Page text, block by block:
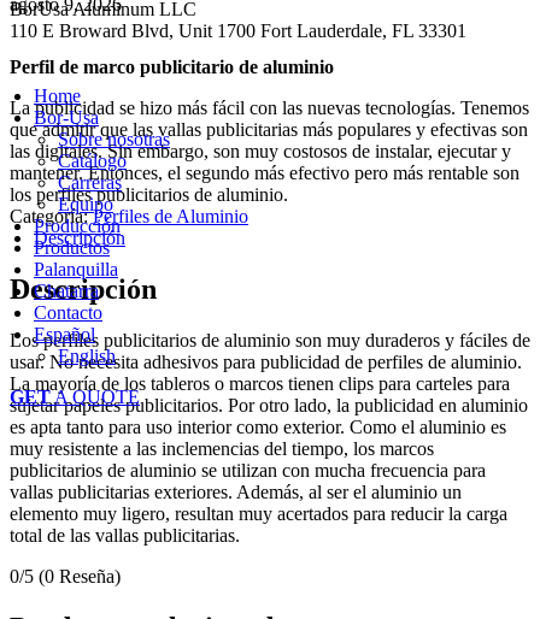
BorUsa Aluminum LLC
110 E Broward Blvd, Unit 1700 Fort Lauderdale, FL 33301
Home
Bor-Usa
Sobre nosotras
Catálogo
Carreras
Equipo
Producción
Productos
Palanquilla
Chatarra
Contacto
Español
English
GETA QUOTE
agosto 9, 2026
Perfil de marco publicitario de aluminio
La publicidad se hizo más fácil con las nuevas tecnologías. Tenemos
que admitir que las vallas publicitarias más populares y efectivas son
las digitales. Sin embargo, son muy costosos de instalar, ejecutar y
mantener. Entonces, el segundo más efectivo pero más rentable son
los perfiles publicitarios de aluminio.
Categoría:Perfiles de Aluminio
Descripción
Descripción
Los perfiles publicitarios de aluminio son muy duraderos y fáciles de
usar. No necesita adhesivos para publicidad de perfiles de aluminio.
La mayoría de los tableros o marcos tienen clips para carteles para
sujetar papeles publicitarios. Por otro lado, la publicidad en aluminio
es apta tanto para uso interior como exterior. Como el aluminio es
muy resistente a las inclemencias del tiempo, los marcos
publicitarios de aluminio se utilizan con mucha frecuencia para
vallas publicitarias exteriores. Además, al ser el aluminio un
elemento muy ligero, resultan muy acertados para reducir la carga
total de las vallas publicitarias.
0/5 (0 Reseña)